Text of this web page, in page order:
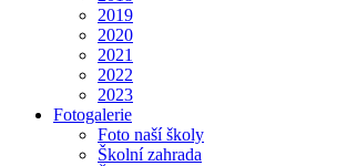
2019
2020
2021
2022
2023
Fotogalerie
Foto naší školy
Školní zahrada